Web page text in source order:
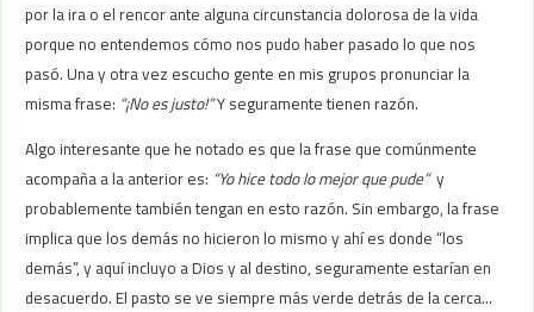
por la ira o el rencor ante alguna circunstancia dolorosa de la vida
porque no entendemos cómo nos pudo haber pasado lo que nos
pasó. Una y otra vez escucho gente en mis grupos pronunciar la
misma frase: “¡No es justo!”Y seguramente tienen razón.
Algo interesante que he notado es que la frase que comúnmente
acompaña a la anterior es: “Yo hice todo lo mejor que pude” y
probablemente también tengan en esto razón. Sin embargo, la frase
implica que los demás no hicieron lo mismo y ahí es donde “los
demás”, y aquí incluyo a Dios y al destino, seguramente estarían en
desacuerdo. El pasto se ve siempre más verde detrás de la cerca…